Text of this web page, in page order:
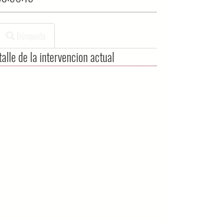
de la intervencion actual